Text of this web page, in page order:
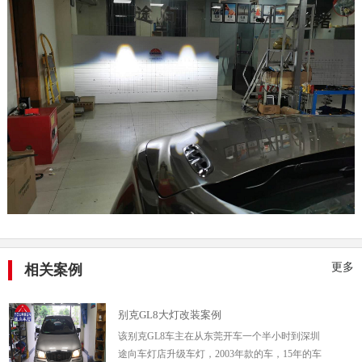
更多
相关案例
该别克GL8车主在从东莞开车一个半小时到深圳
途向车灯店升级车灯，2003年款的车，15年的车
龄，车主很怀旧...